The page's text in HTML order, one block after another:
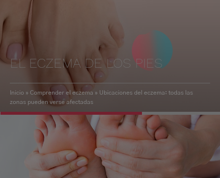
EL ECZEMA DE LOS PIES
Ruta
navegación
Inicio Comprender el eczema
Ubicaciones del eczema: todas las
zonas pueden verse afectadas